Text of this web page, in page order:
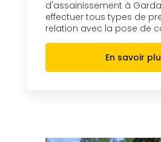
d'assainissement à
effectuer tous types de
relation avec la pose de
En savoir